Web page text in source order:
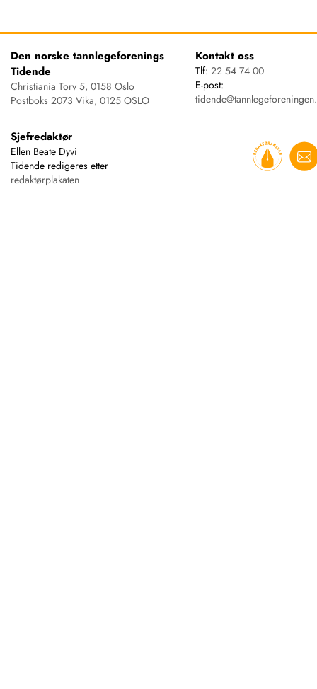
Den norske tannlegeforenings
Tidende
Christiania Torv 5, 0158 Oslo
Postboks 2073 Vika, 0125 OSLO
Kontakt oss
Tlf: 22 54 74 00
E-post:
Sjefredaktør
Ellen Beate Dyvi
Tidende redigeres etter
redaktørplakaten